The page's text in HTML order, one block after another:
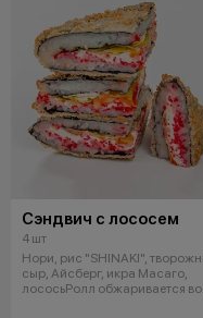
Сэндвич с лососем
4 шт
Нори, рис "SHINAKI", творожный
сыр, Айсберг, икра Масаго,
лососьРолл обжаривается во